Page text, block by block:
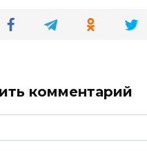
комментарий